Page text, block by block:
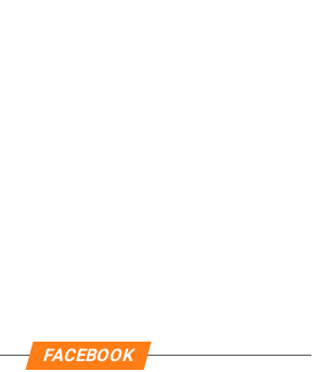
FACEBOOK